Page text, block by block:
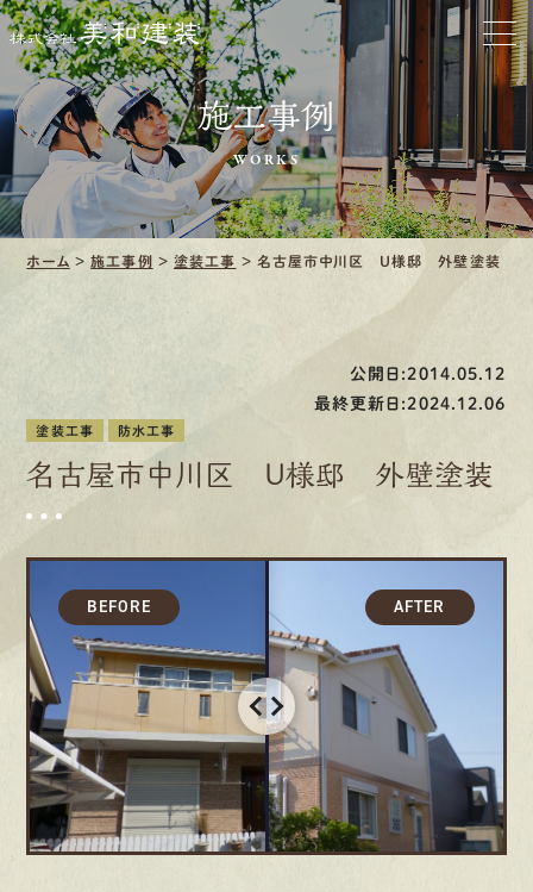
お家をきれいに
会社をきれいに
クリーニング
施工事例
募集要項
先輩インタビュー
エントリー
有資格者 無 建物 診断 いたします!!
0120-44-2605
施工事例
WORKS
ホーム >施工事例 >塗装工事 > 名古屋市中川区 U様邸 外壁塗装
公開日:2014.05.12
最終更新日:2024.12.06
塗装工事 防水工事
名古屋市中川区 U様邸 外壁塗装